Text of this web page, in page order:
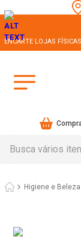
ENCARTE LOJAS FÍSICAS
Higiene e Beleza